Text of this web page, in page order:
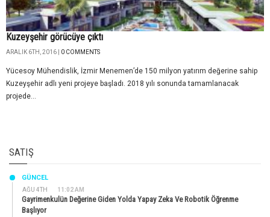
Kuzeyşehir görücüye çıktı
ARALIK 6TH, 2016 | 0 COMMENTS
Yücesoy Mühendislik, İzmir Menemen’de 150 milyon yatırım değerine sahip
Kuzeyşehir adlı yeni projeye başladı. 2018 yılı sonunda tamamlanacak
projede...
SATIŞ
AĞU 4TH 11:02 AM
GÜNCEL
Gayrimenkulün Değerine Giden Yolda Yapay Zeka Ve Robotik Öğrenme
Başlıyor